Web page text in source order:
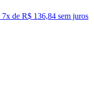
7x de R$ 136,84 sem juros